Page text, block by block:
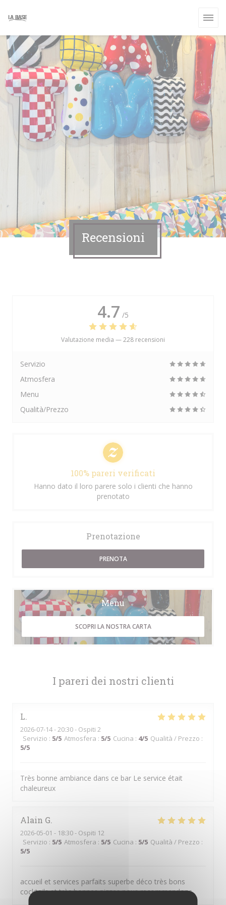
Recensioni
I pareri dei nostri clienti
L
2026-07-14- 20:30 - Ospiti 2
Servizio : 5/5 Atmosfera : 5/5 Cucina : 4/5 Qualità / Prezzo :
5/5
Très bonne ambiance dans ce bar Le service était
chaleureux
Alain G
2026-05-01 - 18:30 - Ospiti 12
Servizio : 5/5 Atmosfera : 5/5 Cucina : 5/5 Qualità / Prezzo :
5/5
accueil et services parfaits superbe déco très bons
cocktails et très bonnes pizzas nous recommandons
4.7 /5
Valutazione media —228 recensioni
Servizio
Atmosfera
Menu
Qualità/Prezzo
100% pareri verificati
Hanno dato il loro parere solo i clienti che hanno
prenotato
Prenotazione
PRENOTA
Menu
SCOPRI LA NOSTRA CARTA